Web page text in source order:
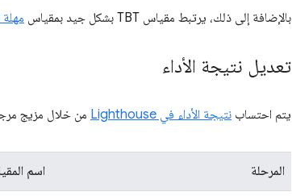
بالإضافة إلى ذلك، يرتبط مقياس TBT بشكل جيد بمقياس مهلة
تعديل نتيجة الأداء
يتم احتساب نتيجة الأداء في Lighthouse من خلال مزيج
المرحلة اسم